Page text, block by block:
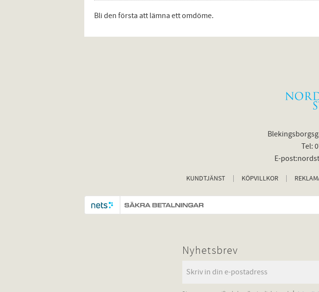
Bli den första att lämna ett omdöme.
Tel:
E-
KUNDTJÄNST KÖPVILLKOR
Nyhetsbrev